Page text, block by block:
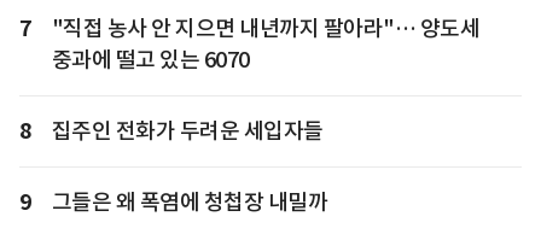
7
"직접 농사 안 지으면 내년까지 팔아라"… 양도세
중과에 떨고 있는 6070
8 집주인 전화가 두려운 세입자들
9 그들은 왜 폭염에 청첩장 내밀까